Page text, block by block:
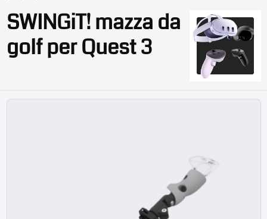
SWINGiT! mazza da
golf per Quest 3